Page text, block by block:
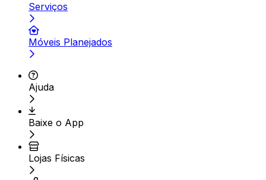
Serviços
Móveis Planejados
Ajuda
Baixe o App
Lojas Físicas